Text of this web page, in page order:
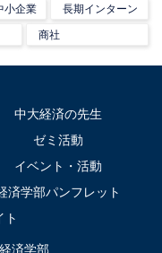
小企業 長期インターン
商社
中大経済の先生
ゼミ活動
イベント・活動
済学部パンフレット
ト
済学部.